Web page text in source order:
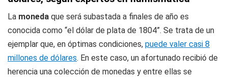
La moneda que será subastada a finales de año es
conocida como “el dólar de plata de 1804”. Se trata de un
ejemplar que, en óptimas condiciones, puede valer casi 8
millones de dólares. En este caso, un afortunado recibió de
herencia una colección de monedas y entre ellas se